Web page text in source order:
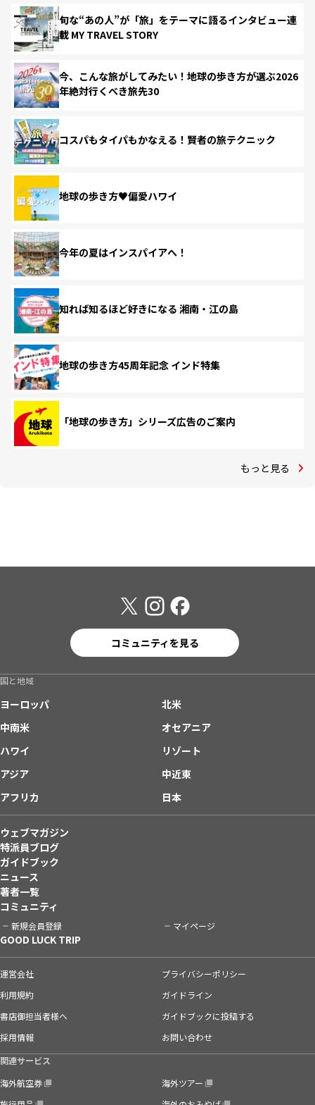
旬な“あの人”が「旅」をテーマに語るインタビュー連
載 MY TRAVEL STORY
今、こんな旅がしてみたい！地球の歩き方が選ぶ2026
年絶対行くべき旅先30
コスパもタイパもかなえる！賢者の旅テクニック
地球の歩き方♥偏愛ハワイ
今年の夏はインスパイアへ！
知れば知るほど好きになる 湘南・江の島
地球の歩き方45周年記念 インド特集
「地球の歩き方」シリーズ広告のご案内
もっと見る
コミュニティを見る
国と地域
ヨーロッパ
北米
中南米
オセアニア
ハワイ
リゾート
アジア
中近東
アフリカ
日本
ウェブマガジン
特派員ブログ
ガイドブック
ニュース
著者一覧
コミュニティ
新規会員登録 マイページ
GOOD LUCK TRIP
運営会社
プライバシーポリシー
利用規約
ガイドライン
書店御担当者様へ
ガイドブックに投稿する
採用情報
お問い合わせ
関連サービス
海外航空券
海外ツアー